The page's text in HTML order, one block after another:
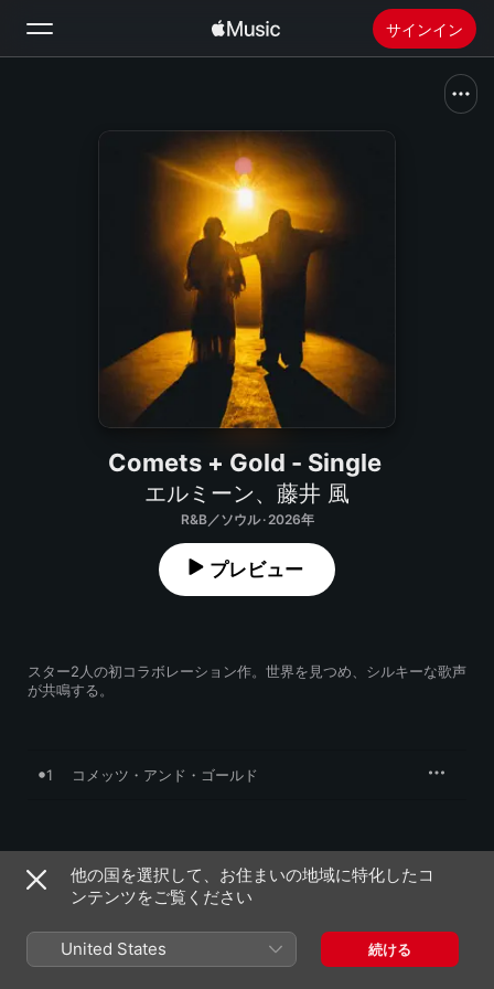
サインイン
Apple Musicをインストール
Comets + Gold - Single
エルミーン、 藤井 風
R&B／ソウル · 2026年
スター2人の初コラボレーション作。世界を見つめ、シルキーな歌声
が共鳴する。
プレビュー
1 コメッツ・アンド・ゴールド
1曲、3分
A Polydor Records / Def Jam Release; ℗ 2026 Elmiene, under
他の国を選択して、お住まいの地域に特化したコ
ンテンツをご覧ください
United States 続ける